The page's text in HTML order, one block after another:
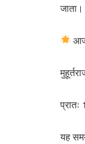
जाता।
यह